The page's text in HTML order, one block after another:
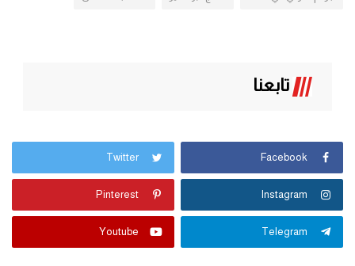
تابعنا
Facebook
Twitter
Instagram
Pinterest
Telegram
Youtube